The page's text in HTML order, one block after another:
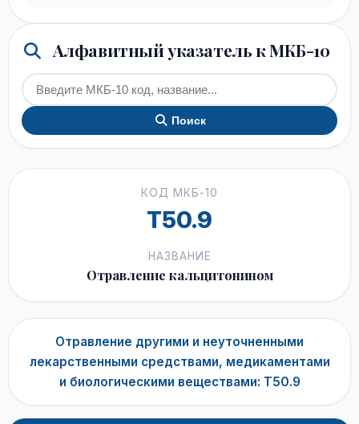
Алфавитный указатель к МКБ-10
Поиск
КОД МКБ-10
T50.9
НАЗВАНИЕ
Отравление кальцитонином
Отравление другими и неуточненными
лекарственными средствами, медикаментами
и биологическими веществами: T50.9